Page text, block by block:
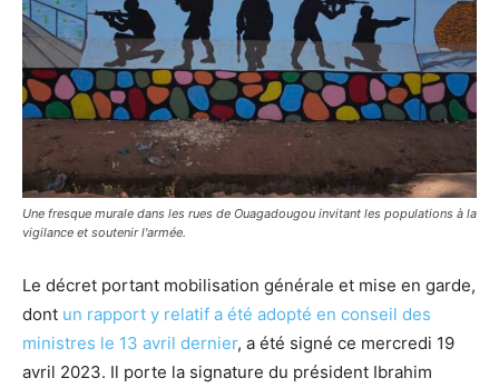
Une fresque murale dans les rues de Ouagadougou invitant les populations à la
vigilance et soutenir l'armée.
Le décret portant mobilisation générale et mise en garde,
dont un rapport y relatif a été adopté en conseil des
ministres le 13 avril dernier, a été signé ce mercredi 19
avril 2023. Il porte la signature du président Ibrahim